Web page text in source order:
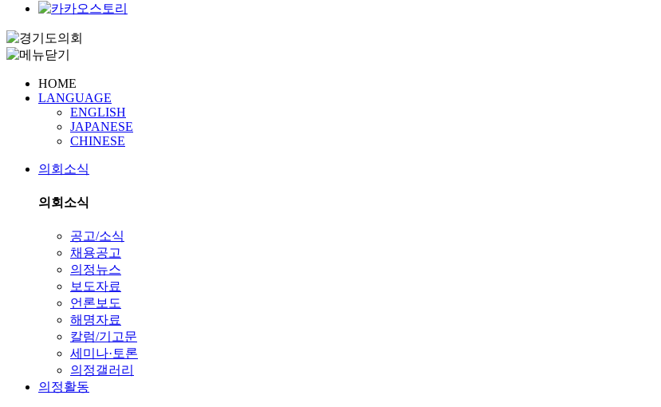
HOME
LANGUAGE
ENGLISH
JAPANESE
CHINESE
의회소식
의회소식
공고/소식
채용공고
의정뉴스
보도자료
언론보도
해명자료
칼럼/기고문
세미나·토론
의정갤러리
의정활동